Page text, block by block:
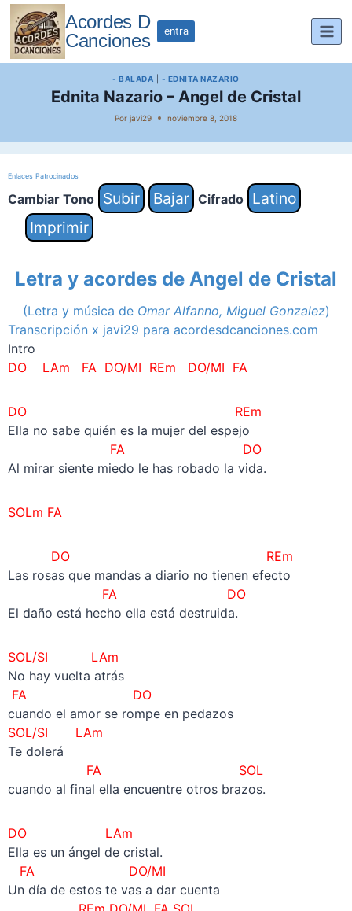
Saltar
contenido
Acordes D
Canciones
entra
- BALADA - EDNITA NAZARIO
Ednita Nazario – Angel de Cristal
Por javi29 noviembre 8, 2018
Enlaces Patrocinados
Cambiar Tono Subir Bajar Cifrado
Latino
Imprimir
Letra y acordes de Angel de Cristal
(Letra y música de Omar Alfanno, Miguel Gonzalez)
Transcripción x javi29 para acordesdcanciones.com
Intro
DO LAm FA DO/MI REm
DO/MI FA
DO REm
Ella no sabe quién es la mujer del espejo
FA DO
Al mirar siente miedo le has robado la vida.
SOLm FA
DO REm
Las rosas que mandas a diario no tienen efecto
FA DO
El daño está hecho ella está destruida.
SOL/SI LAm
No hay vuelta atrás
FA DO
cuando el amor se rompe en pedazos
SOL/SI LAm
Te dolerá
FA SOL
cuando al final ella encuentre otros brazos.
DO LAm
Ella es un ángel de cristal.
FA DO/MI
Un día de estos te vas a dar cuenta